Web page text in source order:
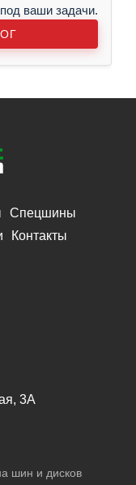
ваши задачи.
Спецшины
Контакты
3А
шин и дисков